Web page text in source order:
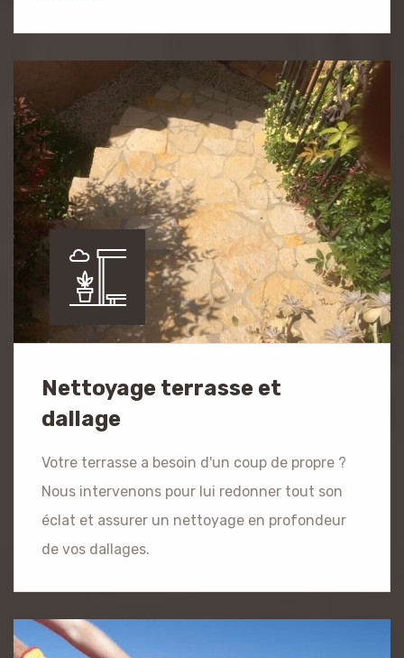
Nettoyage terrasse et
dallage
Votre terrasse a besoin d'un coup de propre ?
Nous intervenons pour lui redonner tout son
éclat et assurer un nettoyage en profondeur
de vos dallages.